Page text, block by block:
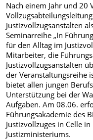
Nach einem Jahr und 20
Justizvollzugsanstalten
Seminarreihe „In
für den Alltag im
Mitarbeiter, die
Justizvollzugsanstalten
der Veranstaltungsreihe
bietet allen jungen
Unterstützung bei der
Aufgaben. Am 08.06.
Führungsakademie des
Justizvollzuges in Celle
Justizministeriums.